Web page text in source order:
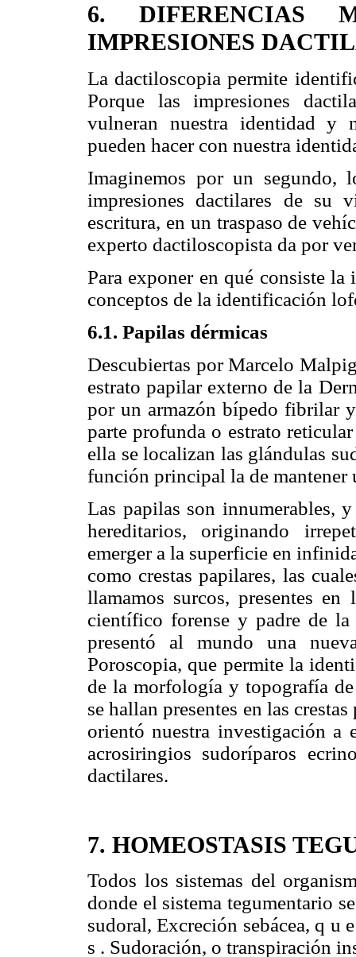
6.
DIFERENCIAS
IMPRESIONES
La dactiloscopia permite
Porque las impresiones
vulneran nuestra identidad y
pueden hacer con nuestra
Imaginemos por un segundo,
impresiones dactilares de su
escritura, en un traspaso de
experto dactiloscopista da por
Para exponer en qué consiste
conceptos de la identificación
6.1. Papilas dérmicas
Descubiertas por Marcelo
estrato papilar externo de la
por un armazón bípedo fibrilar
parte profunda o estrato
ella se localizan las glándulas
función principal la de mantener
Las papilas son innumerables,
hereditarios, originando
emerger a la superficie en
como crestas papilares, las
llamamos surcos, presentes
científico forense y padre de
presentó al mundo una
Poroscopia, que permite la
de la morfología y topografía
se hallan presentes en las
orientó nuestra investigación a
acrosiringios sudoríparos
dactilares.
7. HOMEOSTASIS
Todos los sistemas del
donde el sistema tegumentario
sudoral, Excreción sebácea, q u
s . Sudoración, o transpiración